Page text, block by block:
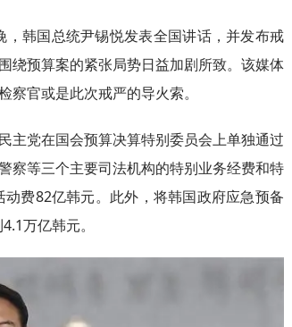
韩国总统尹锡悦发表全国讲话，并发布戒
绕预算案的紧张局势日益加剧所致。该媒体
官或是此次戒严的导火索。
主党在国会预算决算特别委员会上单独通过
察等三个主要司法机构的特别业务经费和特
费82亿韩元。此外，将韩国政府应急预备
万亿韩元。